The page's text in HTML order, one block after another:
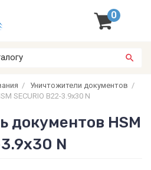
0
/ Уничтожители документов /
SECURIO B22-3.9х30 N
документов HSM
N